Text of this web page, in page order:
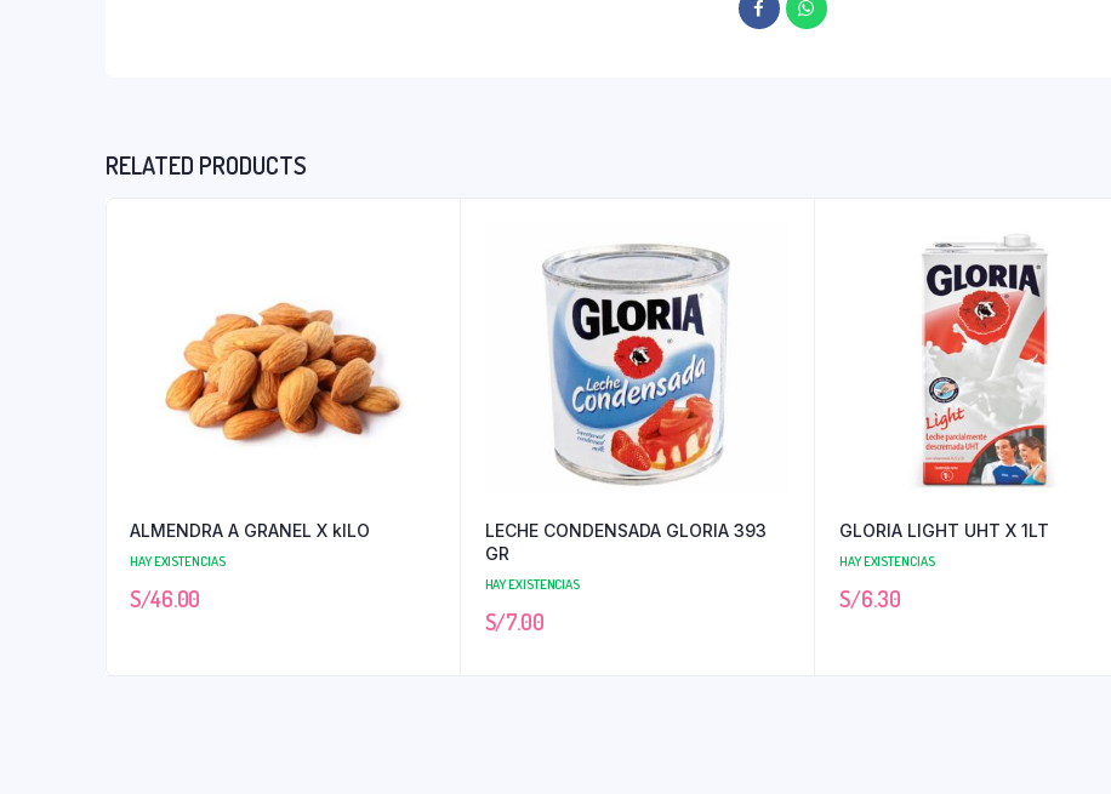
RELATED PRODUCTS
ALMENDRA A GRANEL X kILO
HAY EXISTENCIAS
S/46.00
LECHE CONDENSADA GLORIA 393
GR
HAY EXISTENCIAS
S/7.00
GLORIA LIGHT UHT X 1LT
HAY EXISTENCIAS
S/6.30